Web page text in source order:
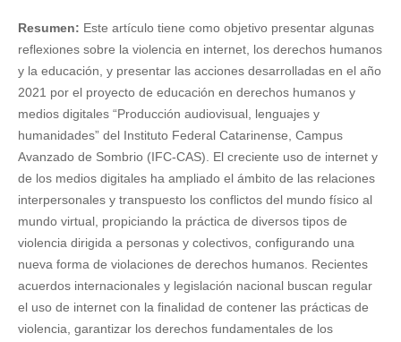
Resumen: Este artículo tiene como objetivo presentar algunas
reflexiones sobre la violencia en internet, los derechos humanos
y la educación, y presentar las acciones desarrolladas en el año
2021 por el proyecto de educación en derechos humanos y
medios digitales “Producción audiovisual, lenguajes y
humanidades” del Instituto Federal Catarinense, Campus
Avanzado de Sombrio (IFC-CAS). El creciente uso de internet y
de los medios digitales ha ampliado el ámbito de las relaciones
interpersonales y transpuesto los conflictos del mundo físico al
mundo virtual, propiciando la práctica de diversos tipos de
violencia dirigida a personas y colectivos, configurando una
nueva forma de violaciones de derechos humanos. Recientes
acuerdos internacionales y legislación nacional buscan regular
el uso de internet con la finalidad de contener las prácticas de
violencia, garantizar los derechos fundamentales de los